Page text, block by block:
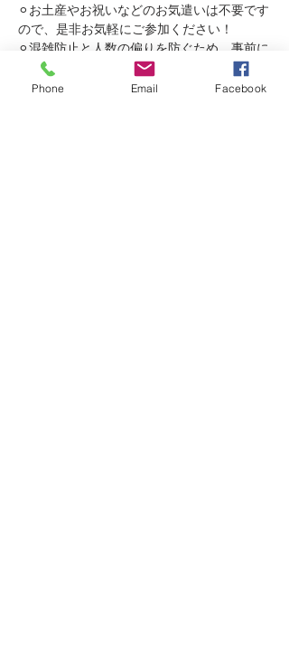
⚪︎お土産やお祝いなどのお気遣いは不要です
ので、是非お気軽にご参加ください！
⚪︎混雑防止と人数の偏りを防ぐため、事前に
下の「参加申込」ボタンよりお申し込みをお
願いいたします。
Phone Email Facebook